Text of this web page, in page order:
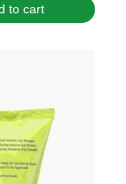
to cart